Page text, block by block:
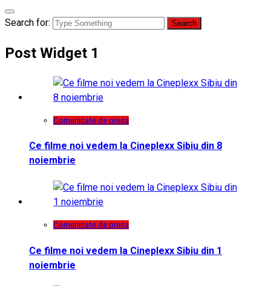
Search for:
Post Widget 1
Comunicate de presa
Ce filme noi vedem la Cineplexx Sibiu din 8
noiembrie
Comunicate de presa
Ce filme noi vedem la Cineplexx Sibiu din 1
noiembrie